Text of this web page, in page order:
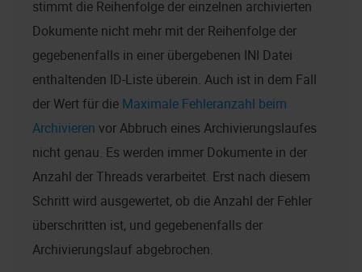
stimmt die Reihenfolge der einzelnen archivierten
Dokumente nicht mehr mit der Reihenfolge der
gegebenenfalls in einer übergebenen INI Datei
enthaltenden ID-Liste überein. Auch ist in dem Fall
der Wert für die Maximale Fehleranzahl beim
Archivieren vor Abbruch eines Archivierungslaufes
nicht genau. Es werden immer Dokumente in der
Anzahl der Threads verarbeitet. Erst nach diesem
Schritt wird ausgewertet, ob die Anzahl der Fehler
überschritten ist, und gegebenenfalls der
Archivierungslauf abgebrochen.